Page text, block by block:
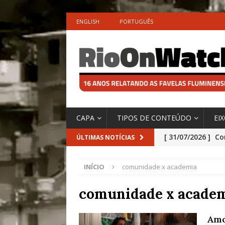
ENGLISH PORTUGUÊS
CAPA TIPOS DE CONTEÚDO
ÚLTIMAS NOTÍCIAS [ 31/07/2026 ]
[ 29/07/2026 ]
São o Cadinho
Especial do
INÍCIO comunidade x academia
comunidade x